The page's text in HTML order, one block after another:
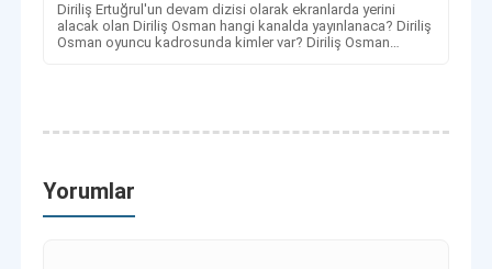
Diriliş Ertuğrul'un devam dizisi olarak ekranlarda yerini
alacak olan Diriliş Osman hangi kanalda yayınlanaca? Diriliş
Osman oyuncu kadrosunda kimler var? Diriliş Osman
Yorumlar